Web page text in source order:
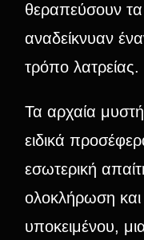
θεραπεύσουν
αναδείκνυαν
τρόπο λατρείας.
Τα αρχαία
ειδικά
εσωτερική
ολοκλήρωση και
υποκειμένου,